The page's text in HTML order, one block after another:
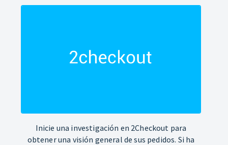
Inicie una investigación en 2Checkout para
obtener una visión general de sus pedidos. Si ha